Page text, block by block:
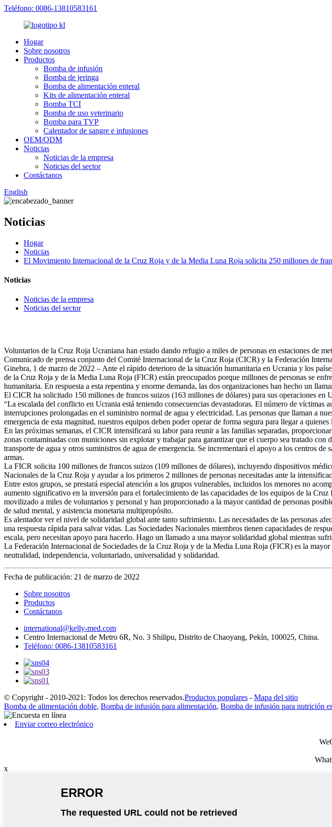
Teléfono: 0086-13810583161
Hogar
Sobre nosotros
Productos
Bomba de infusión
Bomba de jeringa
Bomba de alimentación enteral
Kits de alimentación enteral
Bomba TCI
Bomba de uso veterinario
Bomba para TVP
Calentador de sangre e infusiones
OEM/ODM
Noticias
Noticias de la empresa
Noticias del sector
Contáctanos
English
Noticias
Hogar
Noticias
El Movimiento Internacional de la Cruz Roja y de la Media Luna Roja solicita 250 millones de
Noticias
Noticias de la empresa
Noticias del sector
Voluntarios de la Cruz Roja Ucraniana han estado dando refugio a miles de personas en estaciones de
Comunicado de prensa conjunto del Comité Internacional de la Cruz Roja (CICR) y la Federación
Ginebra, 1 de marzo de 2022 – Ante el rápido deterioro de la situación humanitaria en Ucrania y los
de la Cruz Roja y de la Media Luna Roja (FICR) están preocupados porque millones de personas se
humanitaria. En respuesta a esta repentina y enorme demanda, las dos organizaciones han hecho un
El CICR ha solicitado 150 millones de francos suizos (163 millones de dólares) para sus operaciones en
“La escalada del conflicto en Ucrania está teniendo consecuencias devastadoras. El número de
interrupciones prolongadas en el suministro normal de agua y electricidad. Las personas que llaman a
emergencia de esta magnitud, nuestros equipos deben poder operar de forma segura para llegar a quienes
En las próximas semanas, el CICR intensificará su labor para reunir a las familias separadas,
zonas contaminadas con municiones sin explotar y trabajar para garantizar que el cuerpo sea tratado
transporte de agua y otros suministros de agua de emergencia. Se incrementará el apoyo a los centros
armas.
La FICR solicita 100 millones de francos suizos (109 millones de dólares), incluyendo dispositivos
Nacionales de la Cruz Roja y ayudar a los primeros 2 millones de personas necesitadas ante la
Entre estos grupos, se prestará especial atención a los grupos vulnerables, incluidos los menores no
aumento significativo en la inversión para el fortalecimiento de las capacidades de los equipos de la
movilizado a miles de voluntarios y personal y han proporcionado a la mayor cantidad de personas
de salud mental, y asistencia monetaria multipropósito.
Es alentador ver el nivel de solidaridad global ante tanto sufrimiento. Las necesidades de las personas
una respuesta rápida para salvar vidas. Las Sociedades Nacionales miembros tienen capacidades de
escala, pero necesitan apoyo para hacerlo. Hago un llamado a una mayor solidaridad global mientras
La Federación Internacional de Sociedades de la Cruz Roja y de la Media Luna Roja (FICR) es la
neutralidad, independencia, voluntariado, universalidad y solidaridad.
Fecha de publicación: 21 de marzo de 2022
Sobre nosotros
Productos
Contáctanos
international@kelly-med.com
Centro Internacional de Metro 6R, No. 3 Shilipu, Distrito de Chaoyang, Pekín, 100025, China.
Teléfono: 0086-13810583161
© Copyright - 2010-2021: Todos los derechos reservados.Productos populares - Mapa del sitio
Bomba de alimentación doble, Bomba de infusión para alimentación, Bomba de infusión para nutrición
Enviar correo electrónico
x